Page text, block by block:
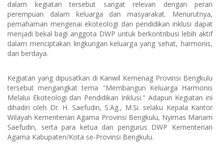
dalam kegiatan tersebut sangat relevan dengan peran
perempuan dalam keluarga dan masyarakat. Menurutnya,
pemahaman mengenai ekoteologi dan pendidikan inklusi dapat
menjadi bekal bagi anggota DWP untuk berkontribusi lebih aktif
dalam menciptakan lingkungan keluarga yang sehat, harmonis,
dan berdaya.
Kegiatan yang dipusatkan di Kanwil Kemenag Provinsi Bengkulu
tersebut mengangkat tema "Membangun Keluarga Harmonis
Melalui Ekoteologi dan Pendidikan Inklusi." Adapun Kegiatan ini
dihadiri oleh Dr. H. Saefudin, S.Ag., M.Si. selaku Kepala Kantor
Wilayah Kementerian Agama Provinsi Bengkulu, Nyimas Mariam
Saefudin, serta para ketua dan pengurus DWP Kementerian
Agama Kabupaten/Kota se-Provinsi Bengkulu.